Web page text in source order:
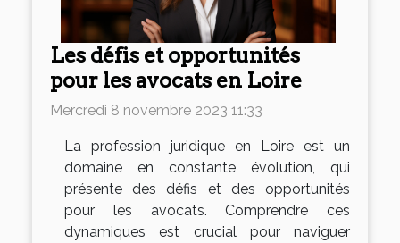
Les défis et opportunités
pour les avocats en Loire
Mercredi 8 novembre 2023 11:33
La profession juridique en Loire est un
domaine en constante évolution, qui
présente des défis et des opportunités
pour les avocats. Comprendre ces
dynamiques est crucial pour naviguer